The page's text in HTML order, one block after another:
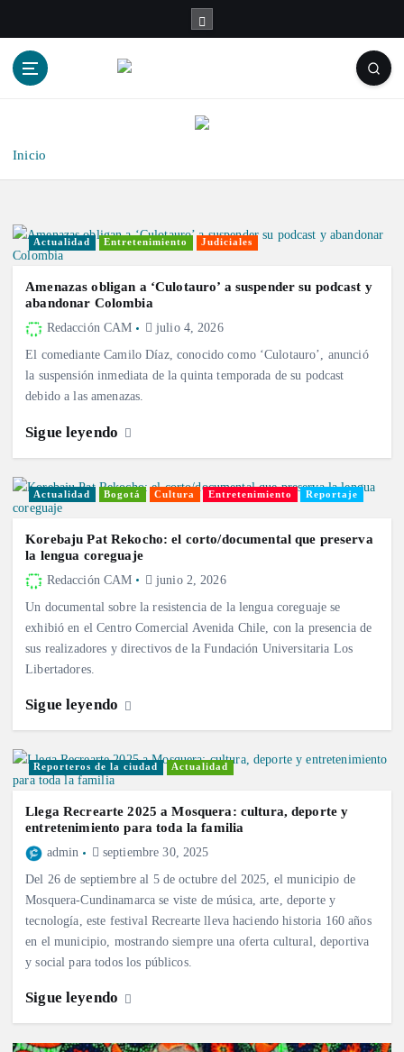
Inicio
Actualidad Entretenimiento Judiciales
Amenazas obligan a ‘Culotauro’ a suspender su podcast y
abandonar Colombia
Redacción CAM julio 4, 2026
El comediante Camilo Díaz, conocido como ‘Culotauro’, anunció
la suspensión inmediata de la quinta temporada de su podcast
debido a las amenazas.
Sigue leyendo
Actualidad Bogotá Cultura Entretenimiento Reportaje
Korebaju Pat Rekocho: el corto/documental que preserva
la lengua coreguaje
Redacción CAM junio 2, 2026
Un documental sobre la resistencia de la lengua coreguaje se
exhibió en el Centro Comercial Avenida Chile, con la presencia de
sus realizadores y directivos de la Fundación Universitaria Los
Libertadores.
Sigue leyendo
Reporteros de la ciudad Actualidad
Llega Recrearte 2025 a Mosquera: cultura, deporte y
entretenimiento para toda la familia
admin septiembre 30, 2025
Del 26 de septiembre al 5 de octubre del 2025, el municipio de
Mosquera-Cundinamarca se viste de música, arte, deporte y
tecnología, este festival Recrearte lleva haciendo historia 160 años
en el municipio, mostrando siempre una oferta cultural, deportiva
y social para todos los públicos.
Sigue leyendo